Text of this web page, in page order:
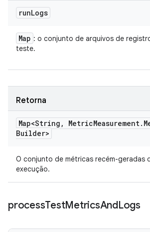
runLogs
Map : o conjunto de arquivos de
teste.
Retorna
Map<String , MetricMeasurement.
Builder>
O conjunto de métricas recém-geradas
execução.
processTestMetricsAndLogs